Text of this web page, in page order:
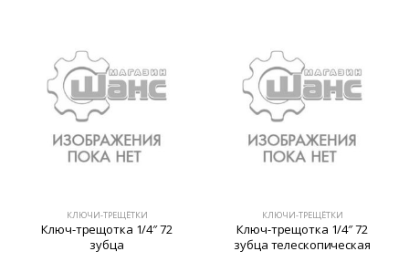
КЛЮЧИ-ТРЕЩЁТКИ
Ключ-трещотка 1/4″ 72
зубца
КЛЮЧИ-ТРЕЩЁТКИ
Ключ-трещотка 1/4″ 72
зубца телескопическая